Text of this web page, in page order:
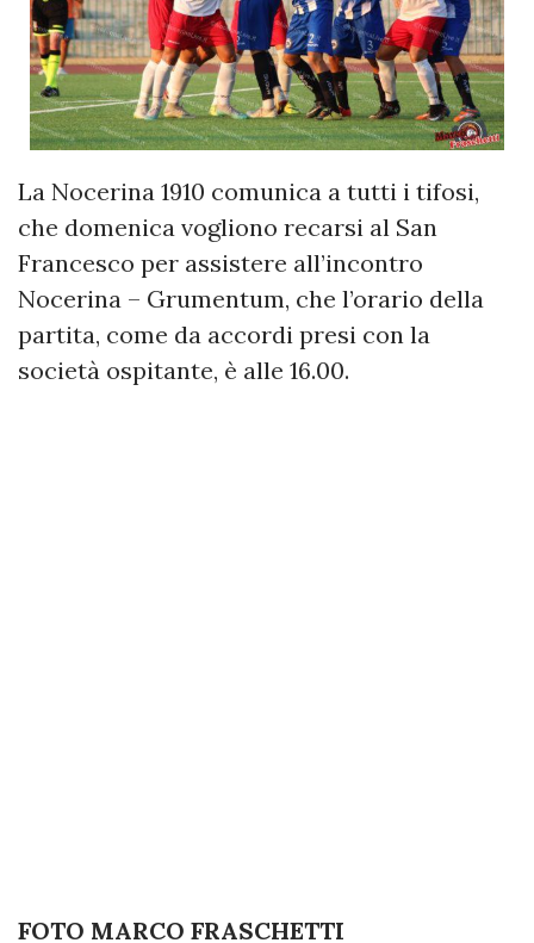
La Nocerina 1910 comunica a tutti i tifosi,
che domenica vogliono recarsi al San
Francesco per assistere all’incontro
Nocerina – Grumentum, che l’orario della
partita, come da accordi presi con la
società ospitante, è alle 16.00.
FOTO MARCO FRASCHETTI